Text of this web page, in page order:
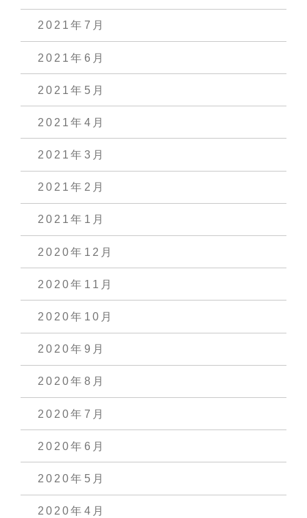
2021年7月
2021年6月
2021年5月
2021年4月
2021年3月
2021年2月
2021年1月
2020年12月
2020年11月
2020年10月
2020年9月
2020年8月
2020年7月
2020年6月
2020年5月
2020年4月